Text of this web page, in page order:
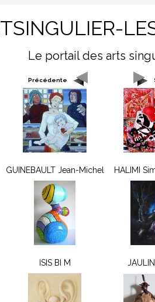
Le portail des arts
Précédente
GUINEBAULT Jean-Michel HALIMI
ISIS BI M